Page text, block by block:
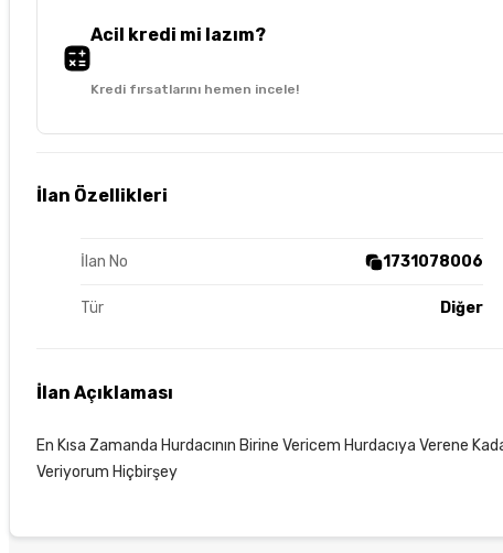
Acil kredi mi lazım?
Kredi fırsatlarını hemen incele!
İlan Özellikleri
İlan No 1731078006
Tür Diğer
İlan Açıklaması
En Kısa Zamanda Hurdacının Birine Vericem Hurdacıya Verene
Veriyorum Hiçbirşey